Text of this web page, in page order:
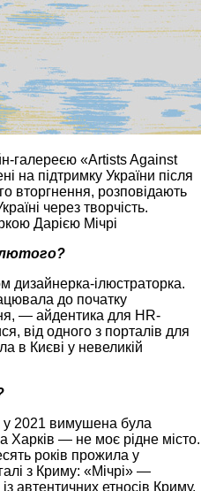
галереєю «Artists Against
на підтримку України після
вторгнення, розповідають
через творчість.
Дарією Мічрі
дизайнерка-ілюстраторка.
до початку
— айдентика для HR-
від одного з порталів для
в Києві у невеликій
2021 вимушена була
Харків — не моє рідне місто.
років прожила у
з Криму: «Мічрі» —
автентичних етносів Криму.